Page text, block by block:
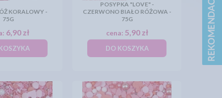
KORALOWY -
75G
6,90 zł
POSYPKA "LOVE" -
CZERWONO BIAŁO RÓŻOWA -
75G
cena: 5,90 zł
DO KOSZYKA